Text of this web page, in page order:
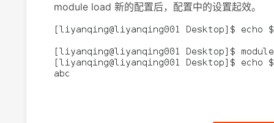
module load 新的配置后，配置中的设置起效。